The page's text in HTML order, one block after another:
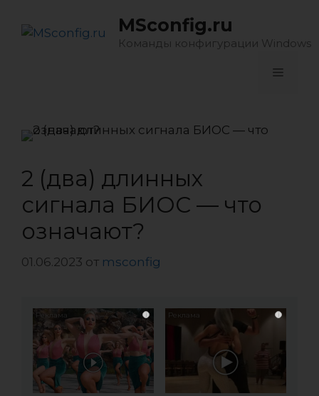
содержимому
MSconfig.ru
Команды конфигурации Windows
Меню
2 (два) длинных
сигнала БИОС — что
означают?
01.06.2023 от msconfig
i i